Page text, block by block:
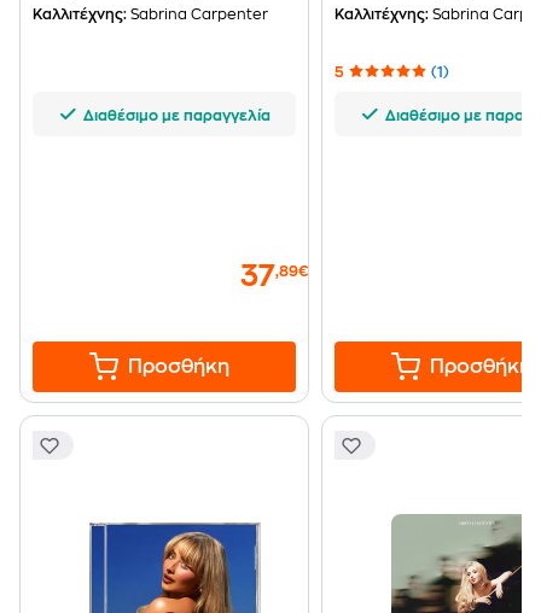
Καλλιτέχνης: Sabrina Carpenter
Διαθέσιμο με παραγγελία
37,89€
Προσθήκη
Καλλιτέχνης: Sabrina
5 (1)
Διαθέσιμο με
Προσθήκη